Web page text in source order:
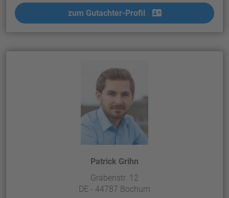
zum Gutachter-Profil
Patrick Grihn
Grabenstr. 12
DE - 44787 Bochum